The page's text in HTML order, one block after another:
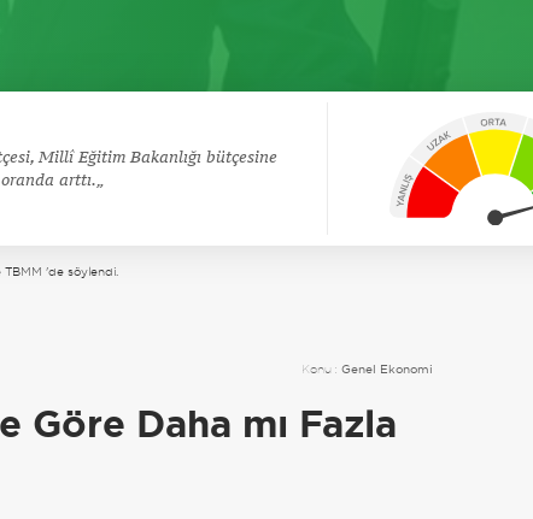
Millî Eğitim Bakanlığı bütçesine
arttı.
TBMM 'de söylendi.
Konu : Genel Ekonomi
Göre Daha mı Fazla